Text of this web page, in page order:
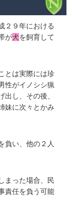
２９年における
が犬を飼育して
とは実際には珍
性がイノシシ猟
出し、その後、
妹に次々とかみ
負い、他の２人
まった場合、民
責任を負う可能